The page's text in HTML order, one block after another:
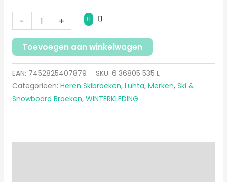
- +
Toevoegen aan winkelwagen
EAN: 7452825407879 SKU: 6 36805 535 L
Categorieën: Heren Skibroeken, Luhta, Merken, Ski &
Snowboard Broeken, WINTERKLEDING